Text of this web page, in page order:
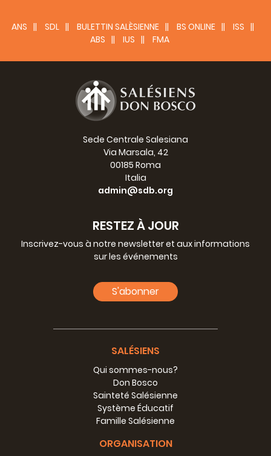
ANS SDL BULETTIN SALÈSIENNE BS ONLINE
ISS
ABS
IUS FMA
Sede Centrale Salesiana
Via Marsala, 42
00185 Roma
Italia
admin@sdb.org
RESTEZ À JOUR
Inscrivez-vous à notre newsletter et aux informations
sur les événements
S'abonner
SALÉSIENS
Qui sommes-nous?
Don Bosco
Sainteté Salésienne
Système Éducatif
Famille Salésienne
ORGANISATION